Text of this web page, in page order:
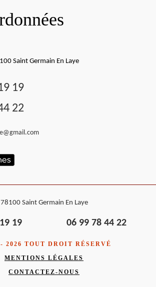
Saint Germain En Laye
19
22
78100 Saint Germain En Laye
19 06 99 78 44 22
2026 TOUT DROIT RÉSERVÉ
MENTIONS LÉGALES
CONTACTEZ-NOUS